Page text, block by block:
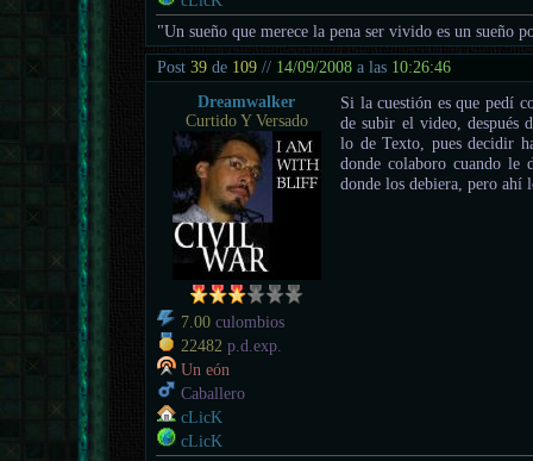
"Un sueño que merece la pena ser vivido es un sueño
Post39 de 109 // 14/09/2008 a las 10:26:46
Dreamwalker
Curtido Y Versado
7.00 culombios
22482 p.d.exp.
Un eón
Caballero
cLicK
cLicK
Si la cuestión es que pedí
de subir el video, después
lo de Texto, pues decidir
donde colaboro cuando le
donde los debiera, pero ahí